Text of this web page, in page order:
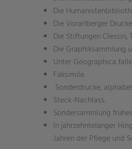
Die
Die Vorarlberger
Die Stiftungen Clessin,
Die Graphiksammlung
Unter Geographica
Faksimile.
Sonderdrucke,
Steck-Nachlass.
Sondersammlung
In jahrzehntelanger
Jahren der Pflege und